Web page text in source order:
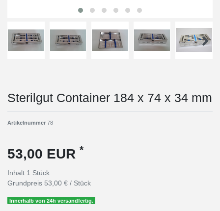
Sterilgut Container 184 x 74 x 34 mm
Artikelnummer 78
53,00 EUR *
Inhalt 1 Stück
Grundpreis 53,00 € / Stück
Innerhalb von 24h versandfertig.